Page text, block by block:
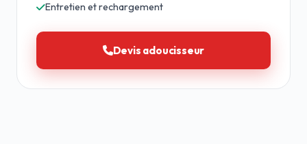
Entretien et rechargement
Devis adoucisseur